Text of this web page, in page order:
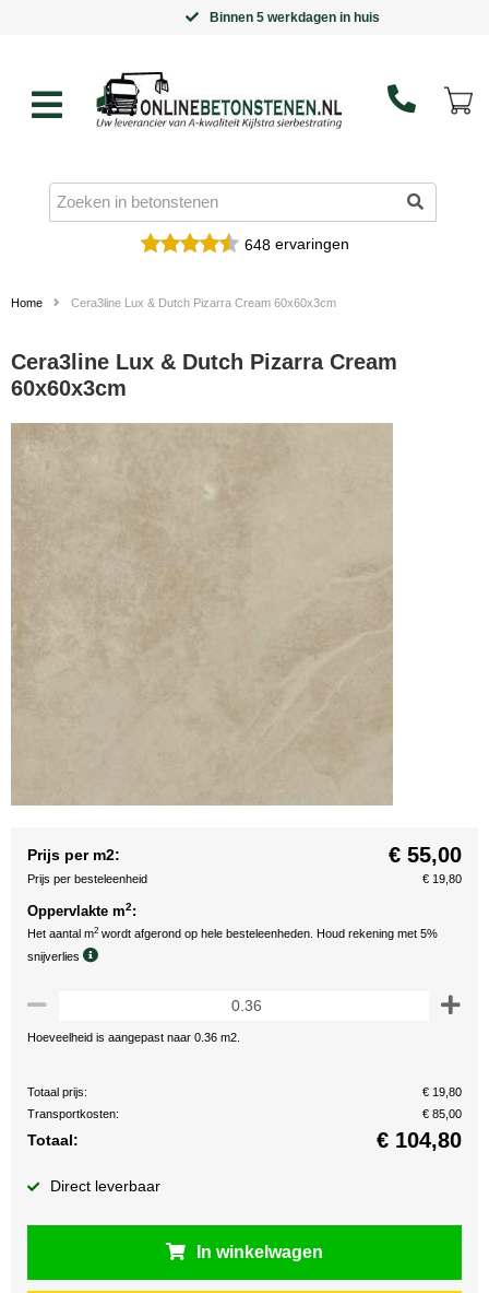
Binnen 5 werkdagen in huis
648ervaringen
Home Cera3line Lux & Dutch Pizarra Cream 60x60x3cm
Cera3line Lux & Dutch Pizarra Cream
60x60x3cm
Prijs per m2: € 55,00
Prijs per besteleenheid € 19,80
Oppervlakte m2:
Het aantal m2 wordt afgerond op hele besteleenheden. Houd rekening met 5%
snijverlies
Hoeveelheid is aangepast naar 0.36 m2.
Totaal prijs:
€ 19,80
Transportkosten:
€ 85,00
Totaal: € 104,80
Direct leverbaar
In winkelwagen